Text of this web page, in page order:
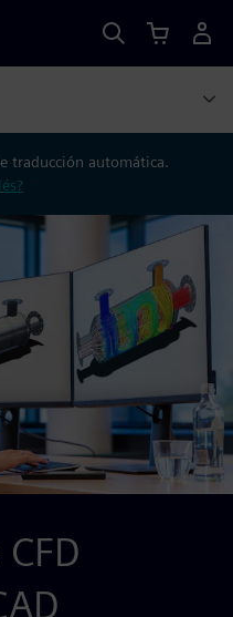
traducción automática.